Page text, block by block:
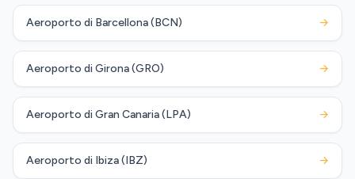
Aeroporto di Barcellona (BCN) →
Aeroporto di Girona (GRO) →
Aeroporto di Gran Canaria (LPA) →
Aeroporto di Ibiza (IBZ) →